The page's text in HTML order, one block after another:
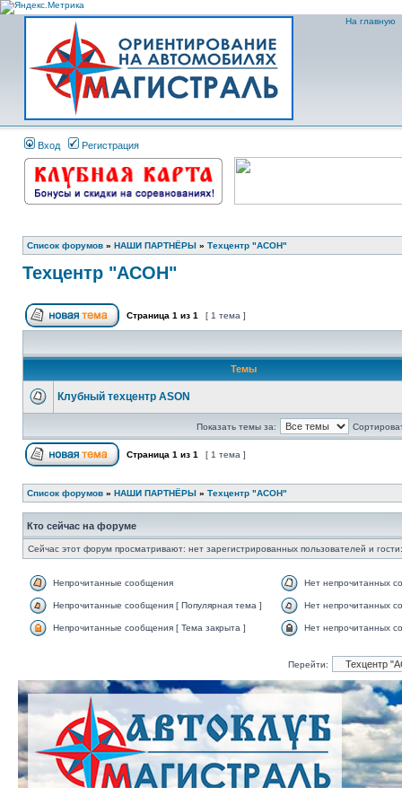
На главную
Вход Регистрация
Список форумов » НАШИ ПАРТНЁРЫ » Техцентр "АСОН"
Техцентр "АСОН"
Страница 1 из 1 [ 1 тема ]
Темы
Клубный техцентр ASON
Показать темы за:
Страница 1 из 1 [ 1 тема ]
Список форумов » НАШИ ПАРТНЁРЫ » Техцентр "АСОН"
Кто сейчас на форуме
Сейчас этот форум просматривают: нет зарегистрированных пользователей и
Непрочитанные сообщения Нет непрочитанных
Непрочитанные сообщения [ Популярная тема ] Нет непрочитанных
Непрочитанные сообщения [ Тема закрыта ] Нет непрочитанных
Перейти: